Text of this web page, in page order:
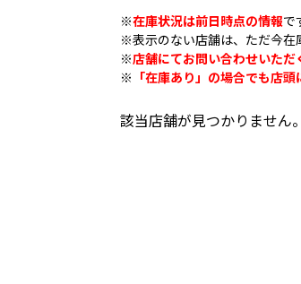
※在庫状況は前日時点の情報で
※表示のない店舗は、ただ今在
※店舗にてお問い合わせいただ
※ 「在庫あり」の場合でも店
該当店舗が見つかりません。